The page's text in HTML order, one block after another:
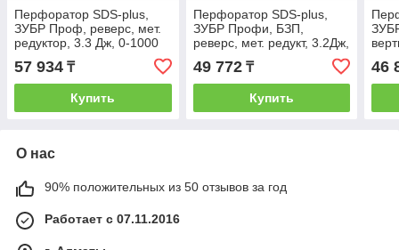
Перфоратор SDS-plus,
ЗУБР Проф, реверс, мет.
редуктор, 3.3 Дж, 0-1000
900 Вт, кейс
57 934 ₸
Купить
Перфоратор SDS-plus,
ЗУБР Профи, БЗП,
реверс, мет. редукт, 3.2Дж,
0-1200об/мин, 0-4800 уд/
мин, 800Вт, кейс
49 772₸
Купить
Вт,
46
О нас
90% положительных из 50 отзывов за год
Работает с 07.11.2016